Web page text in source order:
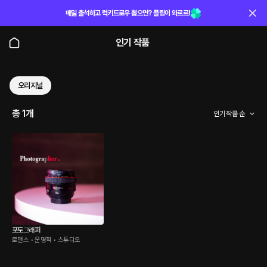
매일 출석하고 럭키드로우 뽑으면? 플링이 와르르!
인기 작품
오리지널
총 1개 인기 작품 순
포토그래퍼
로맨스 • 운명적 • 스튜디오